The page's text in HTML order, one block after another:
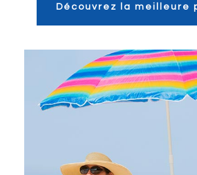
Découvrez la meilleure